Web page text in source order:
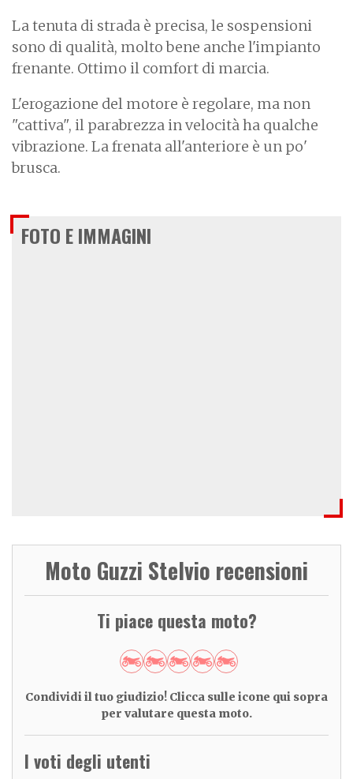
La tenuta di strada è precisa, le sospensioni
sono di qualità, molto bene anche l'impianto
frenante. Ottimo il comfort di marcia.
L'erogazione del motore è regolare, ma non
"cattiva", il parabrezza in velocità ha qualche
vibrazione. La frenata all'anteriore è un po'
brusca.
FOTO E IMMAGINI
Moto Guzzi Stelvio recensioni
Ti piace questa moto?
Condividi il tuo giudizio! Clicca sulle icone qui sopra
per valutare questa moto.
I voti degli utenti